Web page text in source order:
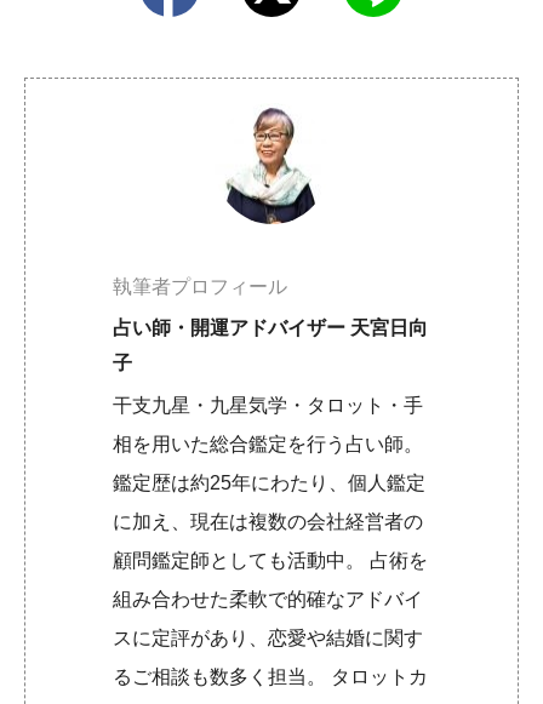
執筆者プロフィール
占い師・開運アドバイザー 天宮日向
子
干支九星・九星気学・タロット・手
相を用いた総合鑑定を行う占い師。
鑑定歴は約25年にわたり、個人鑑定
に加え、現在は複数の会社経営者の
顧問鑑定師としても活動中。 占術を
組み合わせた柔軟で的確なアドバイ
スに定評があり、恋愛や結婚に関す
るご相談も数多く担当。 タロットカ